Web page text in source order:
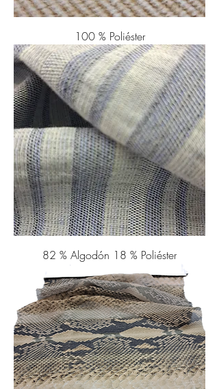
100 % Poliéster
82 % Algodón 18 % Poliéster